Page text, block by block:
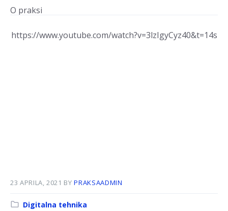
O praksi
https://www.youtube.com/watch?v=3lzIgyCyz40&t=14s
23 APRILA, 2021 BYPRAKSAADMIN
Kategorija:
Digitalna tehnika